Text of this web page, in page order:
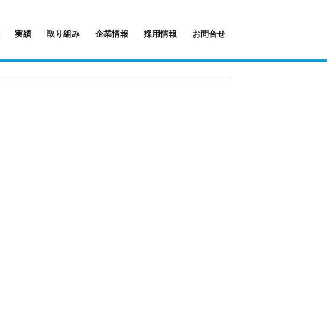
実績 取り組み 企業情報 採用情報 お問合せ